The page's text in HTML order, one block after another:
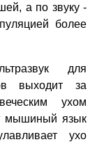
а по звуку -
более
для
выходит за
ухом
мышиный язык
ухо